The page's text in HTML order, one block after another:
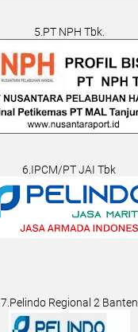
5.PT NPH Tbk.
6.IPCM/PT JAI Tbk
7.Pelindo Regional 2 Banten